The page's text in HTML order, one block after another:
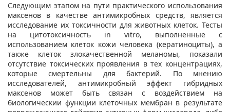
Следующим этапом на пути практического использования
максенов в качестве антимикробных средств, является
исследование их токсичности для животных клеток. Тесты
на цитотоксичность in vitro, выполненные с
использованием клеток кожи человека (кератиноциты), а
также клеток злокачественной меланомы, показали
отсутствие токсических проявления в тех концентрациях,
которые смертельны для бактерий. По мнению
исследователей, антимикробный эффект гибридных
максенов может быть связан с воздействием на
биологическии функции клеточных мембран в результате